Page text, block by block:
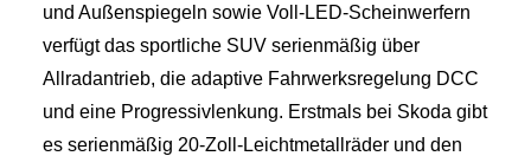
und Außenspiegeln sowie Voll-LED-Scheinwerfern
verfügt das sportliche SUV serienmäßig über
Allradantrieb, die adaptive Fahrwerksregelung DCC
und eine Progressivlenkung. Erstmals bei Skoda gibt
es serienmäßig 20-Zoll-Leichtmetallräder und den